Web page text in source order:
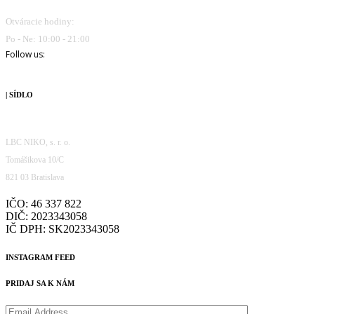
Otváracie hodiny:
Po - Ne: 10:00 - 21:00
Follow us:
| SÍDLO
LBC NIKO, s. r. o.
Tomášikova 10/C
821 03 Bratislava
IČO: 46 337 822
DIČ: 2023343058
IČ DPH: SK2023343058
INSTAGRAM FEED
PRIDAJ SA K NÁM